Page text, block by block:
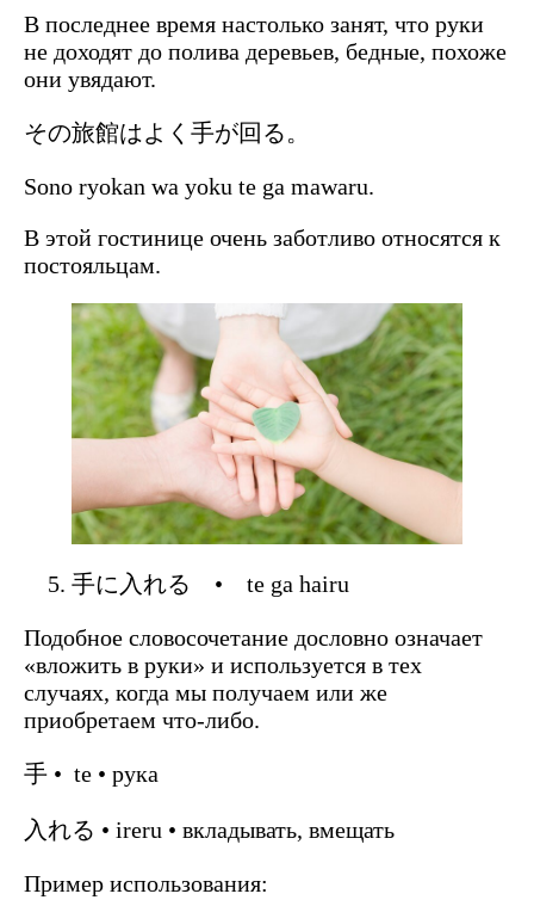
В последнее время настолько занят, что руки
не доходят до полива деревьев, бедные, похоже
они увядают.
その旅館はよく手が回る。
Sono ryokan wa yoku te ga mawaru.
В этой гостинице очень заботливо относятся к
постояльцам.
手に入れる • te ga hairu
Подобное словосочетание дословно означает
«вложить в руки» и используется в тех
случаях, когда мы получаем или же
приобретаем что-либо.
手 • te • рука
入れる • ireru • вкладывать, вмещать
Пример использования: